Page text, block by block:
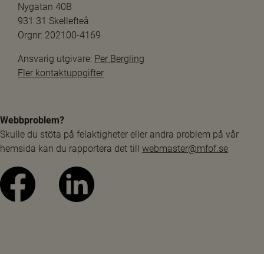
Nygatan 40B
931 31 Skellefteå
Orgnr: 202100-4169
Ansvarig utgivare: Per Bergling
Fler kontaktuppgifter
Webbproblem?
Skulle du stöta på felaktigheter eller andra problem på vår
hemsida kan du rapportera det till webmaster@mfof.se